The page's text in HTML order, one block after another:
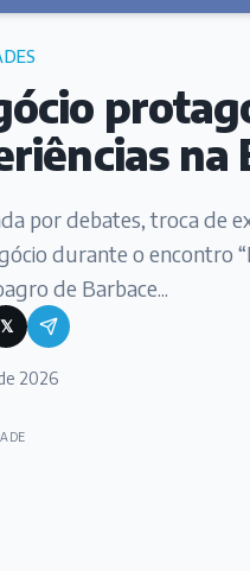
na
por debates, troca de
durante o encontro
de Barbace...
𝕏
2026